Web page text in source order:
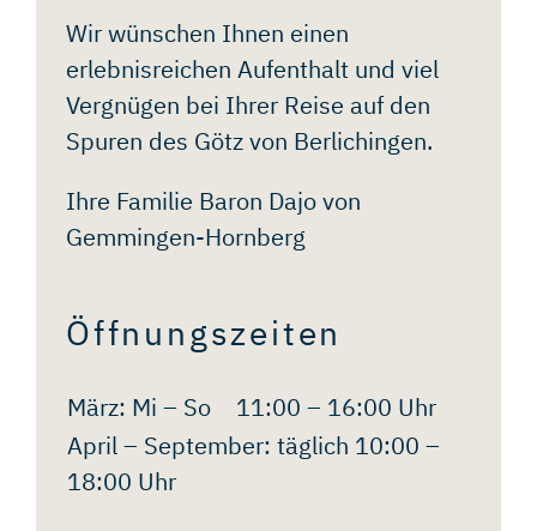
Wir wünschen Ihnen einen
erlebnisreichen Aufenthalt und viel
Vergnügen bei Ihrer Reise auf den
Spuren des Götz von Berlichingen.
Ihre Familie Baron Dajo von
Gemmingen-Hornberg
Öffnungszeiten
März: Mi – So
11:00 – 16:00 Uhr
April – September: täglich 10:00 –
18:00 Uhr